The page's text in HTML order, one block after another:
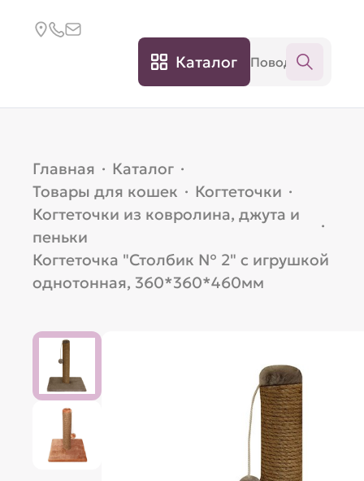
Каталог
Главная · Каталог ·
Товары для кошек · Когтеточки ·
Когтеточки из ковролина, джута и
пеньки
·
Когтеточка "Столбик № 2" с игрушкой
однотонная, 360*360*460мм